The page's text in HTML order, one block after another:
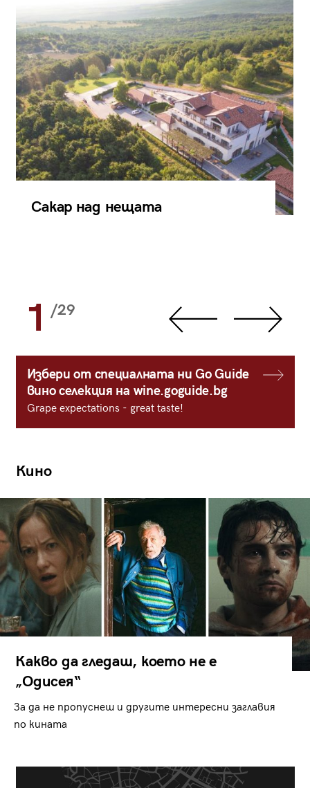
Сакар над нещата
1 /29
Избери от специалната ни Go Guide
вино селекция на wine.goguide.bg
Grape expectations - great taste!
Кино
Какво да гледаш, което не е
„Одисея“
За да не пропуснеш и другите интересни заглавия
по кината